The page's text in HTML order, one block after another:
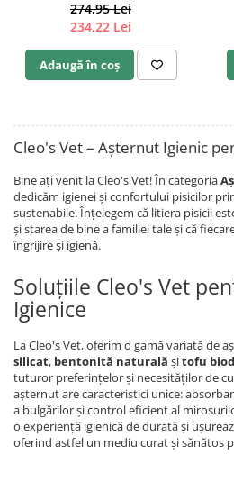
274,95 Lei
234,22 Lei
Adaugă în coș
Cleo's Vet – Așternut Igienic
Bine ați venit la Cleo's Vet! În categoria
dedicăm igienei și confortului pisicilor
sustenabile. Înțelegem că litiera pisicii
și starea de bine a familiei tale și că
îngrijire și igienă.
Soluțiile Cleo's Vet
Igienice
La Cleo's Vet, oferim o gamă variată de
silicat, bentonită naturală șitofu
tuturor preferințelor și necesităților de
așternut are caracteristici unice:
a bulgărilor și control eficient al
o experiență igienică de durată și
oferind astfel un mediu curat și sănătos